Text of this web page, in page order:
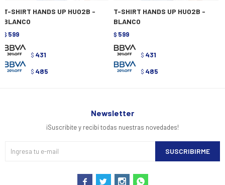
T-SHIRT HANDS UP HU02B -
BLANCO
$ 599
$ 431
$ 485
T-SHIRT HANDS UP HU02B -
BLANCO
$ 599
$ 431
$ 485
Newsletter
¡Suscribite y recibí todas nuestras novedades!
SUSCRIBIRME
   